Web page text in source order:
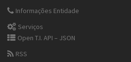
Informações Entidade
Serviços
Open T.I. API – JSON
RSS